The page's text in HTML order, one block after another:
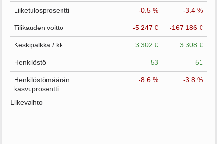
Liiketulosprosentti -0.5 % -3.4 %
Tilikauden voitto -5 247 € -167 186 €
Keskipalkka / kk 3 302 € 3 308 €
Henkilöstö 53 51
Henkilöstömäärän
kasvuprosentti
-8.6 % -3.8 %
Liikevaihto